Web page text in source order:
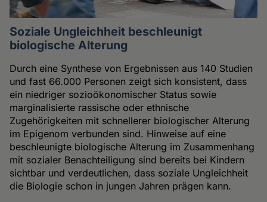
Soziale Ungleichheit beschleunigt
biologische Alterung
Durch eine Synthese von Ergebnissen aus 140 Studien
und fast 66.000 Personen zeigt sich konsistent, dass
ein niedriger sozioökonomischer Status sowie
marginalisierte rassische oder ethnische
Zugehörigkeiten mit schnellerer biologischer Alterung
im Epigenom verbunden sind. Hinweise auf eine
beschleunigte biologische Alterung im Zusammenhang
mit sozialer Benachteiligung sind bereits bei Kindern
sichtbar und verdeutlichen, dass soziale Ungleichheit
die Biologie schon in jungen Jahren prägen kann.